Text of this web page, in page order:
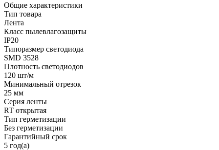
Общие характеристики
Тип товара
Лента
Класс пылевлагозащиты
IP20
Типоразмер светодиода
SMD 3528
Плотность светодиодов
120 шт/м
Минимальный отрезок
25 мм
Серия ленты
RT открытая
Тип герметизации
Без герметизации
Гарантийный срок
5 год(а)